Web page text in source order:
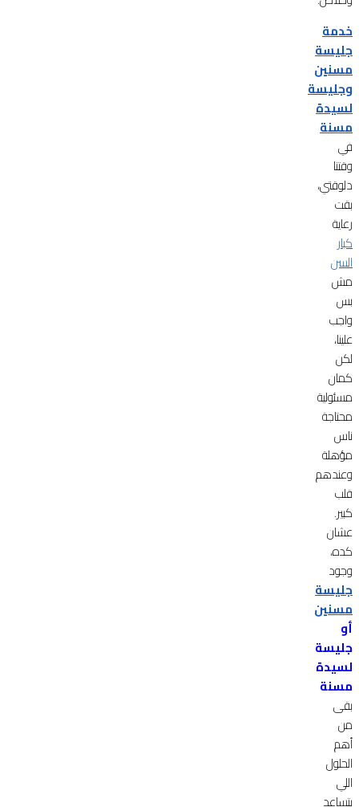
خدمة
جليسة
مسنين
وجليسة
لسيدة
مسنة
في
وقتنا
دلوقتي،
بقت
رعاية
كبار
السن
مش
بس
واجب
علينا،
لكن
كمان
مسئولية
محتاجة
ناس
مؤهلة
وعندهم
قلب
كبير.
عشان
كده،
وجود
جليسة
مسنين
أو
جليسة
لسيدة
مسنة
بقى
من
أهم
الحلول
اللي
بتساعد